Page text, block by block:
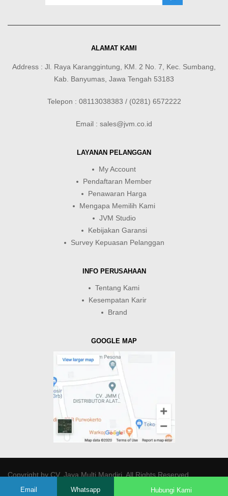
ALAMAT KAMI
Address : Jl. Raya Karanggintung, KM. 2 No. 7, Kec. Sumbang,
Kab. Banyumas, Jawa Tengah 53183
Telepon : 08113038383 / (0281) 6572222
Email : sales@jvm.co.id
LAYANAN PELANGGAN
My Account
Pendaftaran Member
Penawaran Harga
Mengapa Memilih Kami
JVM Studio
Kebijakan Garansi
Survey Kepuasan Pelanggan
INFO PERUSAHAAN
Tentang Kami
Kesempatan Karir
Brand
GOOGLE MAP
Copyright byCV. Java Multi Mandiri. All Rights Reserved.
Email Whatsapp Hubungi Kami